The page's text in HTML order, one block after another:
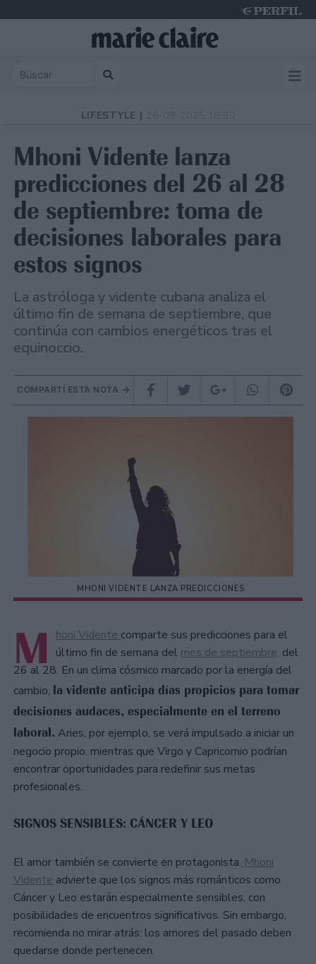
LIFESTYLE |
Mhoni Vidente lanza
predicciones del 26 al 28
de septiembre: toma de
decisiones laborales para
estos signos
La astróloga y vidente cubana analiza el
último fin de semana de septiembre, que
continúa con cambios energéticos tras el
equinoccio.
COMPARTÍ ESTA NOTA
MHONI VIDENTE LANZA PREDICCIONES
M honi Vidente comparte sus predicciones para el
último fin de semana del mes de septiembre, del
26 al 28. En un clima cósmico marcado por la energía del
cambio, la vidente anticipa días propicios para tomar
decisiones audaces, especialmente en el terreno
laboral. Aries, por ejemplo, se verá impulsado a iniciar un
negocio propio, mientras que Virgo y Capricornio podrían
encontrar oportunidades para redefinir sus metas
profesionales.
SIGNOS SENSIBLES: CÁNCER Y LEO
El amor también se convierte en protagonista.Mhoni
Vidente advierte que los signos más románticos como
Cáncer y Leo estarán especialmente sensibles, con
posibilidades de encuentros significativos. Sin embargo,
recomienda no mirar atrás: los amores del pasado deben
quedarse donde pertenecen.